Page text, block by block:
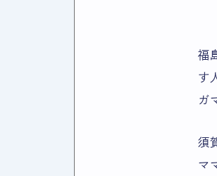
福
す
ガ
須
マ